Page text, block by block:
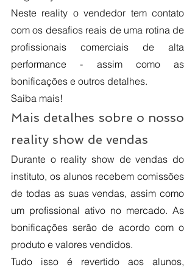
Neste reality o vendedor tem contato
com os desafios reais de uma rotina de
profissionais comerciais de alta
performance - assim como as
bonificações e outros detalhes.
Saiba mais!
Mais detalhes sobre o nosso
reality show de vendas
Durante o reality show de vendas do
instituto, os alunos recebem comissões
de todas as suas vendas, assim como
um profissional ativo no mercado. As
bonificações serão de acordo com o
produto e valores vendidos.
Tudo isso é revertido aos alunos,